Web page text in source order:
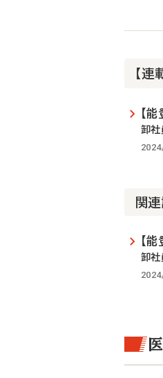
て
【
【
卸社
関
【
卸社